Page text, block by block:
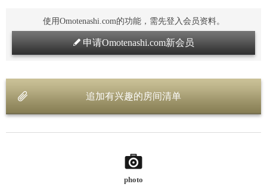
使用Omotenashi.com的功能，需先登入会员资料。
申请Omotenashi.com新会员
追加有兴趣的房间清单
photo